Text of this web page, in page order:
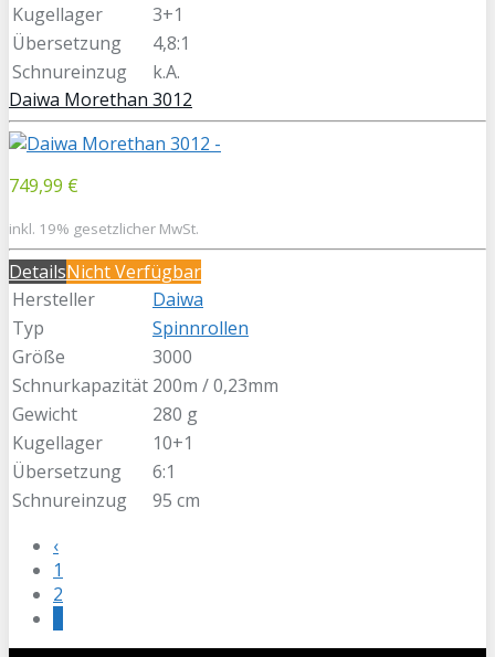
Kugellager
3+1
Übersetzung
4,8:1
Schnureinzug
k.A.
Daiwa Morethan 3012
749,99 €
inkl. 19% gesetzlicher MwSt.
DetailsNicht Verfügbar
Hersteller
Daiwa
Typ
Spinnrollen
Größe
3000
Schnurkapazität 200m / 0,23mm
Gewicht
280 g
Kugellager
10+1
Übersetzung
6:1
Schnureinzug
95 cm
‹
1
2